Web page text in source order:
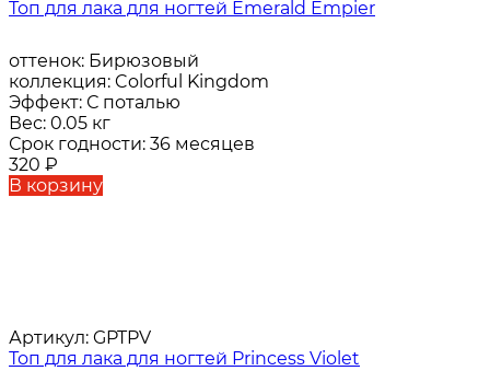
Топ для лака для ногтей Emerald Empier
оттенок: Бирюзовый
коллекция: Colorful Kingdom
Эффект: С поталью
Вес: 0.05 кг
Срок годности: 36 месяцев
320 ₽
В корзину
Артикул: GPTPV
Топ для лака для ногтей Princess Violet